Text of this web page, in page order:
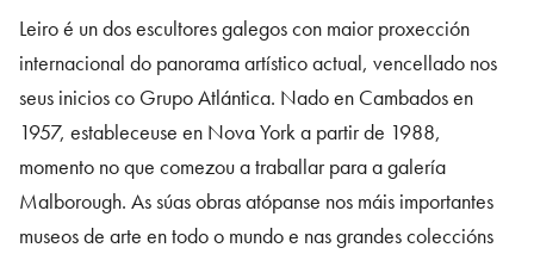
Leiro é un dos escultores galegos con maior proxección
internacional do panorama artístico actual, vencellado nos
seus inicios co Grupo Atlántica. Nado en Cambados en
1957, estableceuse en Nova York a partir de 1988,
momento no que comezou a traballar para a galería
Malborough. As súas obras atópanse nos máis importantes
museos de arte en todo o mundo e nas grandes coleccións